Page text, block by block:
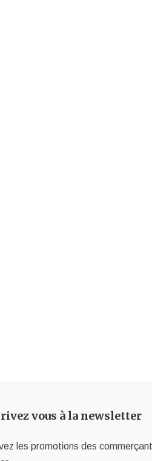
vous à la newsletter
les promotions des